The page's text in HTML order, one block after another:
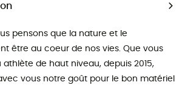
pensons que la nature et le
être au coeur de nos vies. Que vous
de haut niveau, depuis 2015,
vous notre goût pour le bon matériel